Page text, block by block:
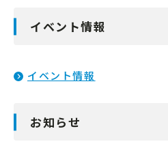
イベント情報
イベント情報
お知らせ